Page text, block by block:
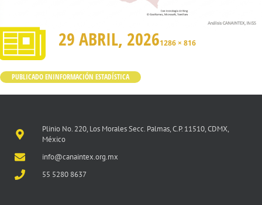
29 ABRIL, 20261286 × 816
PUBLICADO ENINFORMACIÓN ESTADÍSTICA
Plinio No. 220, Los Morales Secc. Palmas, C.P. 11510, CDMX,
México
info@canaintex.org.mx
55 5280 8637